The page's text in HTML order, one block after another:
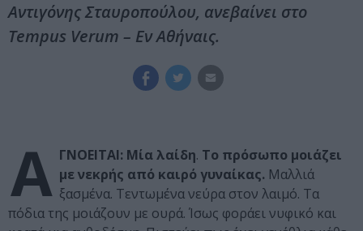
Αντιγόνης Σταυροπούλου, ανεβαίνει στο
Tempus Verum – Εν Αθήναις.
Α ΓΝΟΕΙΤΑΙ: Μία λαίδη. Το πρόσωπο μοιάζει
με νεκρής από καιρό γυναίκας. Μαλλιά
ξασμένα. Τεντωμένα νεύρα στον λαιμό. Τα
πόδια της μοιάζουν με ουρά. Ίσως φοράει νυφικό και